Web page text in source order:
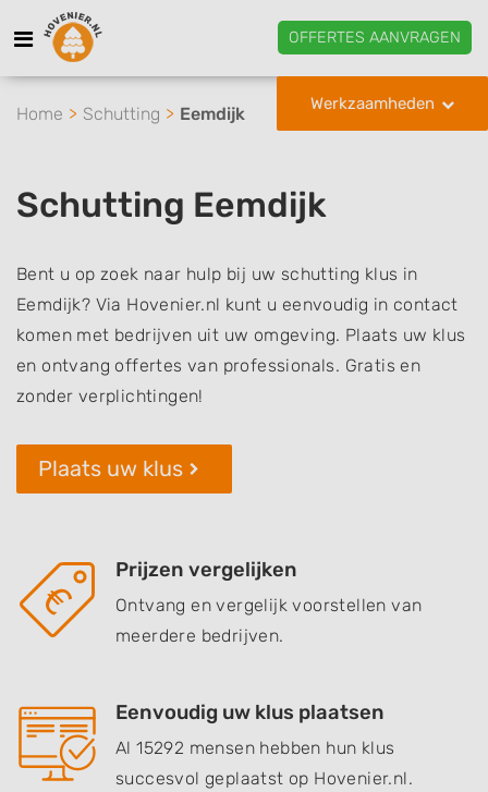
OFFERTES AANVRAGEN
Werkzaamheden
Home Schutting Eemdijk
Schutting Eemdijk
Bent u op zoek naar hulp bij uw schutting klus in
Eemdijk? Via Hovenier.nl kunt u eenvoudig in contact
komen met bedrijven uit uw omgeving. Plaats uw klus
en ontvang offertes van professionals. Gratis en
zonder verplichtingen!
Plaats uw klus
Prijzen vergelijken
Ontvang en vergelijk voorstellen van
meerdere bedrijven.
Eenvoudig uw klus plaatsen
Al 15292 mensen hebben hun klus
succesvol geplaatst op Hovenier.nl.